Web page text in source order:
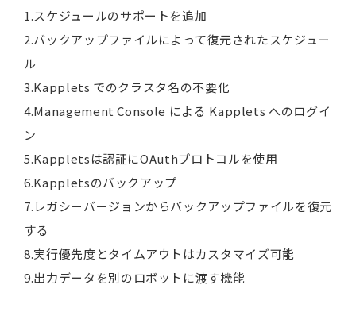
1.スケジュールのサポートを追加
2.バックアップファイルによって復元されたスケジュー
ル
3.Kapplets でのクラスタ名の不要化
4.Management Console による Kapplets へのログイ
ン
5.Kappletsは認証にOAuthプロトコルを使用
6.Kappletsのバックアップ
7.レガシーバージョンからバックアップファイルを復元
する
8.実行優先度とタイムアウトはカスタマイズ可能
9.出力データを別のロボットに渡す機能